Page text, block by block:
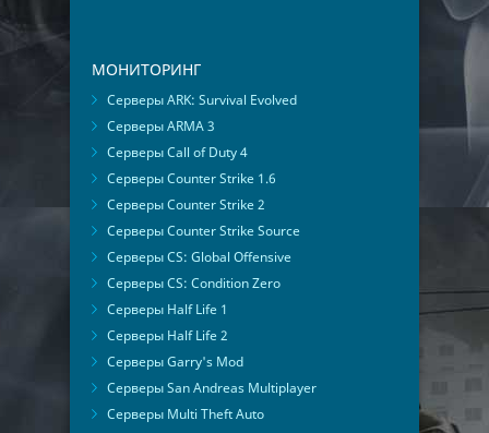
МОНИТОРИНГ
Серверы ARK: Survival Evolved
Серверы ARMA 3
Серверы Call of Duty 4
Серверы Counter Strike 1.6
Серверы Counter Strike 2
Серверы Counter Strike Source
Серверы CS: Global Offensive
Серверы CS: Condition Zero
Серверы Half Life 1
Серверы Half Life 2
Серверы Garry's Mod
Серверы San Andreas Multiplayer
Серверы Multi Theft Auto